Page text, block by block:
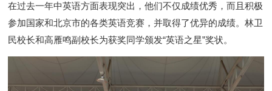
在过去一年中英语方面表现突出，他们不仅成绩优秀，而且积极
参加国家和北京市的各类英语竞赛，并取得了优异的成绩。林卫
民校长和高雁鸣副校长为获奖同学颁发“英语之星”奖状。